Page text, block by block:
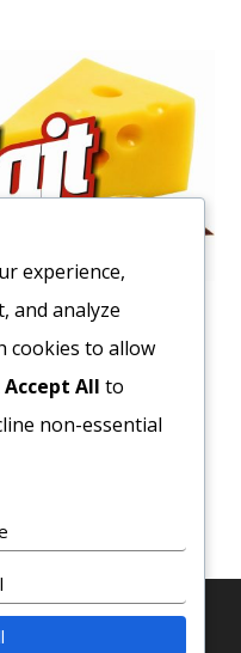
1/1
Ft
egység ár:ft/kg.
FENTTARVA! · SAJT-
experience,
and analyze
cookies to allow
Accept All to
non-essential